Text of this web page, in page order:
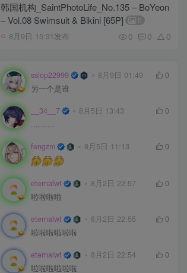
韩国机构_SaintPhotoLife_No.135 – BoYeon
– Vol.08 Swimsuit & Bikini [65P]
5
8月9日 15:31发布 0 0 0
ssiop22999 8月9日 01:49
0
另一个是谁
__34__7 8月5日 13:43
0
..........
fengzm 8月5日 11:13 0
eternalwt 8月2日 22:57
0
啦啦啦啦
eternalwt 8月2日 22:55
0
啦啦啦啦啦啦
eternalwt 8月2日 22:54
0
啦啦啦啦啦啦